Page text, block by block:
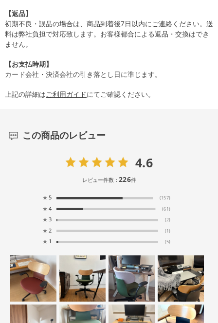
【返品】
初期不良・誤品の場合は、商品到着後7日以内にご連絡ください。送
料は弊社負担で対応致します。お客様都合による返品・交換はでき
ません。
【お支払時期】
カード会社・決済会社の引き落とし日に準じます。
上記の詳細はご利用ガイドにてご確認ください。
この商品のレビュー
4.6
レビュー件数：226件
★ 5 (157)
★ 4 (61)
★ 3 (2)
★ 2 (1)
★ 1 (5)